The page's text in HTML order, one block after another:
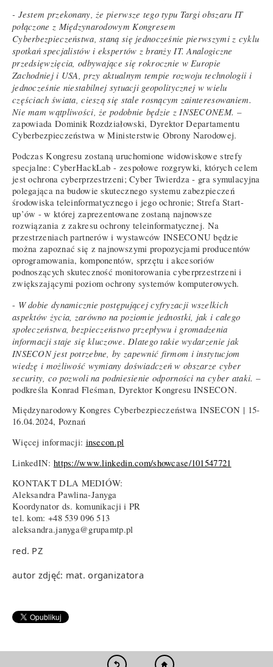
- Jestem przekonany, że pierwsze tego typu Targi obszaru IT
połączone z Międzynarodowym Kongresem
Cyberbezpieczeństwa, staną się jednocześnie pierwszymi z cyklu
spotkań specjalistów i ekspertów z branży IT. Analogiczne
przedsięwzięcia, odbywające się rokrocznie w Europie
Zachodniej i USA, przy aktualnym tempie rozwoju technologii i
jednocześnie niestabilnej sytuacji geopolitycznej w wielu
częściach świata, cieszą się stale rosnącym zainteresowaniem.
Nie mam wątpliwości, że podobnie będzie z INSECONEM. –
zapowiada Dominik Rozdziałowski, Dyrektor Departamentu
Cyberbezpieczeństwa w Ministerstwie Obrony Narodowej.
Podczas Kongresu zostaną uruchomione widowiskowe strefy
specjalne: CyberHackLab - zespołowe rozgrywki, których celem
jest ochrona cyberprzestrzeni; Cyber Twierdza - gra symulacyjna
polegająca na budowie skutecznego systemu zabezpieczeń
środowiska teleinformatycznego i jego ochronie; Strefa Start-
up’ów - w której zaprezentowane zostaną najnowsze
rozwiązania z zakresu ochrony teleinformatycznej. Na
przestrzeniach partnerów i wystawców INSECONU będzie
można zapoznać się z najnowszymi propozycjami producentów
oprogramowania, komponentów, sprzętu i akcesoriów
podnoszących skuteczność monitorowania cyberprzestrzeni i
zwiększającymi poziom ochrony systemów komputerowych.
- W dobie dynamicznie postępującej cyfryzacji wszelkich
aspektów życia, zarówno na poziomie jednostki, jak i całego
społeczeństwa, bezpieczeństwo przepływu i gromadzenia
informacji staje się kluczowe. Dlatego takie wydarzenie jak
INSECON jest potrzebne, by zapewnić firmom i instytucjom
wiedzę i możliwość wymiany doświadczeń w obszarze cyber
security, co pozwoli na podniesienie odporności na cyber ataki. –
podkreśla Konrad Fleśman, Dyrektor Kongresu INSECON.
Międzynarodowy Kongres Cyberbezpieczeństwa INSECON | 15-
16.04.2024, Poznań
Więcej informacji: insecon.pl
LinkedIN: https://www.linkedin.com/showcase/101547721
KONTAKT DLA MEDIÓW:
Aleksandra Pawlina-Janyga
Koordynator ds. komunikacji i PR
tel. kom: +48 539 096 513
aleksandra.janyga@grupamtp.pl
red. PZ
autor zdjęć: mat. organizatora